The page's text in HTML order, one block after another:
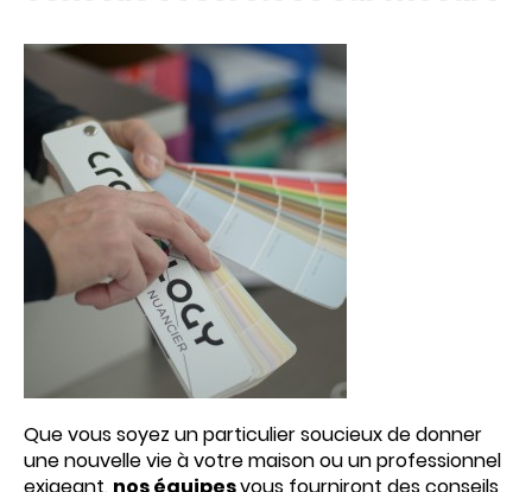
Que vous soyez un particulier soucieux de donner
une nouvelle vie à votre maison ou un professionnel